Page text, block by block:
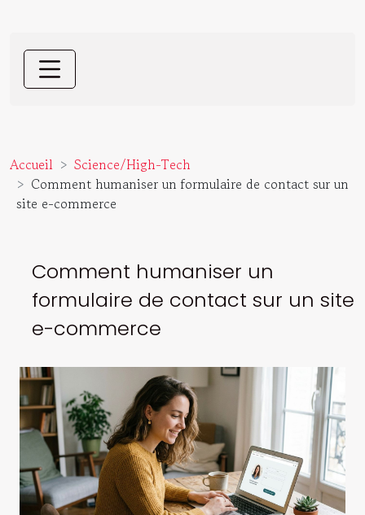
Accueil
Science/High-Tech
Comment humaniser un formulaire de contact sur un
site e-commerce
Comment humaniser un
formulaire de contact sur un site
e-commerce